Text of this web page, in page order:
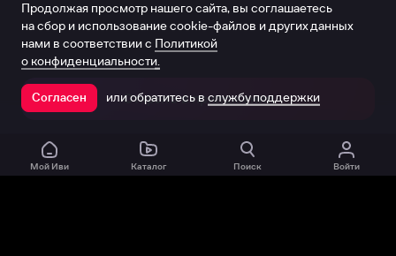
Открыть в приложении
Мой Иви Каталог Поиск Войти
Продолжая просмотр нашего сайта, вы соглашаетесь
на сбор и использование cookie-файлов и других данных
нами в соответствии с Политикой
о конфиденциальности.
Согласен или обратитесь в службу поддержки